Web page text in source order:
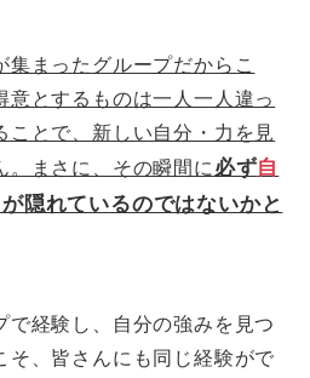
集まったグループだからこ
意とするものは一人一人違っ
ことで、新しい自分・力を見
。まさに、その瞬間に必ず自
が隠れているのではないかと
で経験し、自分の強みを見つ
そ、皆さんにも同じ経験がで